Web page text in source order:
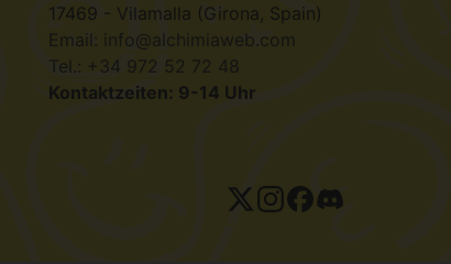
17469 - Vilamalla (Girona, Spain)
Email: info@alchimiaweb.com
Tel.: +34 972 52 72 48
Kontaktzeiten: 9-14 Uhr